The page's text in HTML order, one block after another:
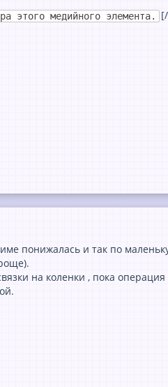
этого медийного элемента.
понижалась и так по
на коленки , пока